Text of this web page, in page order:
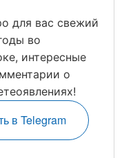
для вас свежий
во
интересные
о
в Telegram